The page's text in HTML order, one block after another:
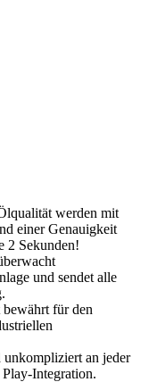
werden mit
einer Genauigkeit
2 Sekunden!
und sendet alle
für den
unkompliziert an jeder
Integration.